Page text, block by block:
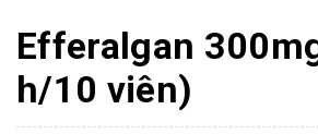
Efferalgan
h/10 viên)